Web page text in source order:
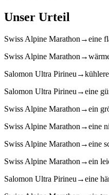
Unser Urteil
Swiss Alpine Marathon →eine
Swiss Alpine Marathon →
Salomon Ultra Pirineu →
Salomon Ultra Pirineu →eine
Swiss Alpine Marathon →ein
Swiss Alpine Marathon →eine
Swiss Alpine Marathon →eine
Swiss Alpine Marathon →ein
Salomon Ultra Pirineu →eine